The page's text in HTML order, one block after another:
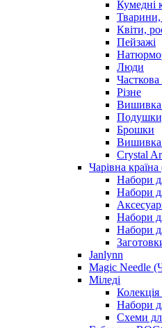
Кумедні
Квіти,
Пейзажі
Люди
Різне
Вишивка
Брошки
Вишивка
Crystal
Чарівна
Набори
Набори
Набори
Набори
Janlynn
Magic Needle
Міледі
Набори
Схеми